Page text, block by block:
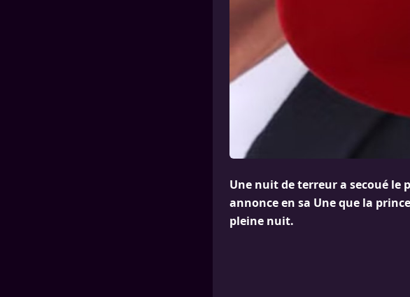
Une nuit de terreur a secoué le
annonce en sa Une que la
pleine nuit.